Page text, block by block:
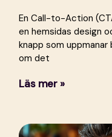
En Call-to-Action
en hemsidas design
knapp som
om det
Läs mer »